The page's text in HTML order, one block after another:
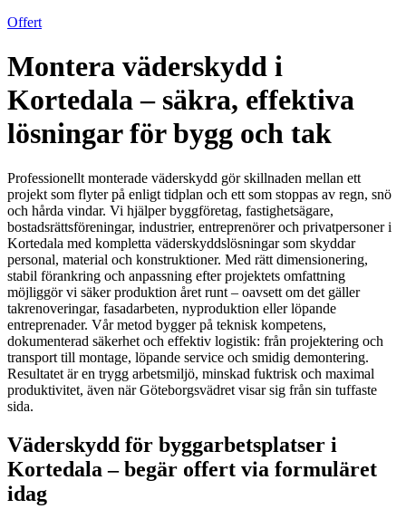
Offert
Montera väderskydd i
Kortedala – säkra, effektiva
lösningar för bygg och tak
Professionellt monterade väderskydd gör skillnaden mellan ett
projekt som flyter på enligt tidplan och ett som stoppas av regn, snö
och hårda vindar. Vi hjälper byggföretag, fastighetsägare,
bostadsrättsföreningar, industrier, entreprenörer och privatpersoner i
Kortedala med kompletta väderskyddslösningar som skyddar
personal, material och konstruktioner. Med rätt dimensionering,
stabil förankring och anpassning efter projektets omfattning
möjliggör vi säker produktion året runt – oavsett om det gäller
takrenoveringar, fasadarbeten, nyproduktion eller löpande
entreprenader. Vår metod bygger på teknisk kompetens,
dokumenterad säkerhet och effektiv logistik: från projektering och
transport till montage, löpande service och smidig demontering.
Resultatet är en trygg arbetsmiljö, minskad fuktrisk och maximal
produktivitet, även när Göteborgsvädret visar sig från sin tuffaste
sida.
Väderskydd för byggarbetsplatser i
Kortedala – begär offert via formuläret
idag